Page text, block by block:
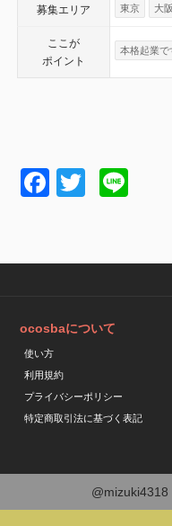
募集エリア 東京 大阪
ここが
ポイント
本格起業で
@mizuki4318
Facebook
Twitter
ocosbaについて
使い方
利用規約
プライバシーポリシー
特定商取引法に基づく表記